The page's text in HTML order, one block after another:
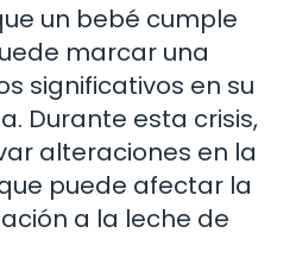
un bebé cumple
marcar una
significativos en su
Durante esta crisis,
alteraciones en la
puede afectar la
a la leche de